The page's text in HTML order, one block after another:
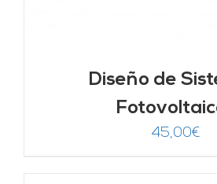
Diseño de
45,00€